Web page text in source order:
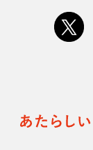
明大「凡事徹底」